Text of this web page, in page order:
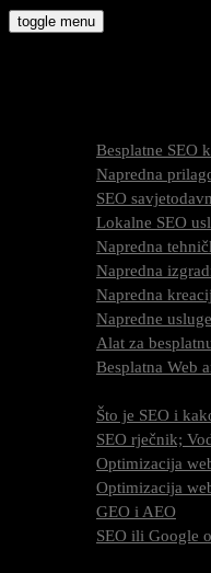
Skip
toggle menu
Besplatne SEO
Napredna
SEO
Lokalne SEO
Napredna
Napredna
Napredna
Napredne
Alat za
Besplatna Web
Što je SEO i
SEO rječnik;
Optimizacija
Optimizacija
GEO i AEO
SEO ili Google